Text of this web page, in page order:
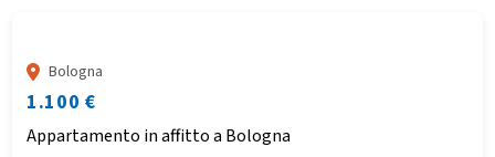
Bologna
1.100 €
Appartamento in affitto a Bologna